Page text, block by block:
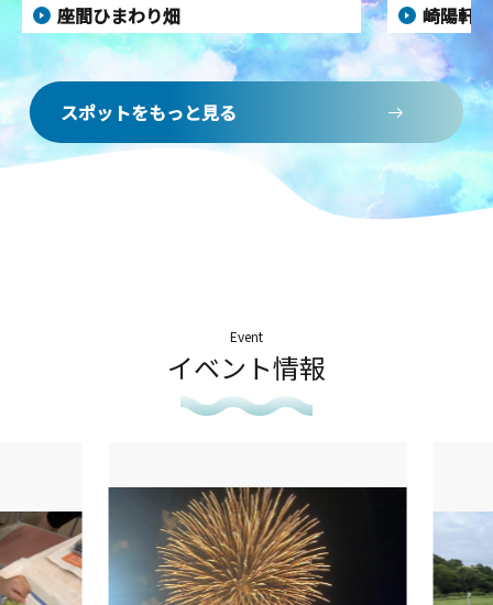
スポットをもっと見る
座間ひまわり畑 崎陽軒
Event
イベント情報